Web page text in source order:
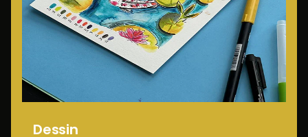
Dessin